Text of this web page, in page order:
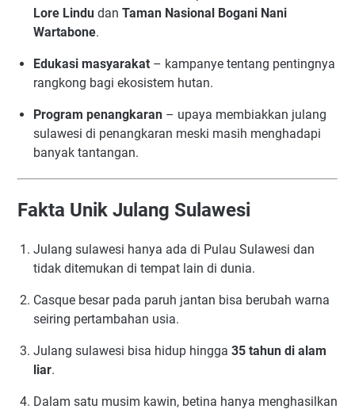
Lore Lindu dan Taman Nasional Bogani Nani
Wartabone.
Edukasi masyarakat – kampanye tentang pentingnya
rangkong bagi ekosistem hutan.
Program penangkaran – upaya membiakkan julang
sulawesi di penangkaran meski masih menghadapi
banyak tantangan.
Fakta Unik Julang Sulawesi
Julang sulawesi hanya ada di Pulau Sulawesi dan
tidak ditemukan di tempat lain di dunia.
Casque besar pada paruh jantan bisa berubah warna
seiring pertambahan usia.
Julang sulawesi bisa hidup hingga 35 tahun di alam
liar.
Dalam satu musim kawin, betina hanya menghasilkan